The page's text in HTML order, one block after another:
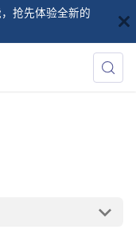
抢先体验全新的